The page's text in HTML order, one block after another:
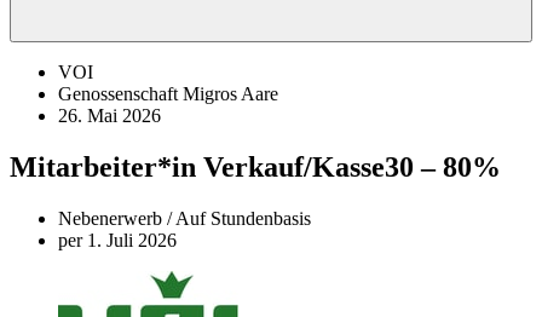
VOI
Genossenschaft Migros Aare
26. Mai 2026
Mitarbeiter*in Verkauf/Kasse30 – 80%
Nebenerwerb / Auf Stundenbasis
per 1. Juli 2026